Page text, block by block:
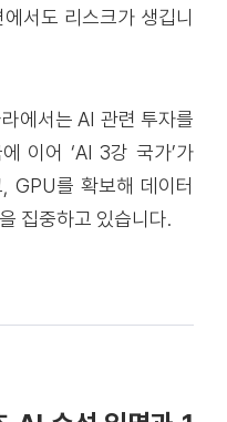
서도 리스크가 생깁니
에서는 AI 관련 투자를
이어 ‘AI 3강 국가’가
GPU를 확보해 데이터
집중하고 있습니다.